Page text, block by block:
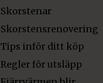
Skorstenar
Skorstensrenovering
Tips inför ditt köp
Regler för utsläpp